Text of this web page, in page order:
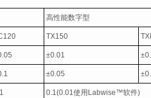
高性能数字型
TX150
±0.01
±0.05
0.1(0.01使用 Labwise™软件)